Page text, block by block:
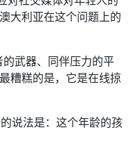
大利亚在这个问题上的
武器、同伴压力的平
糟糕的是，它是在线掠
说法是：这个年龄的孩